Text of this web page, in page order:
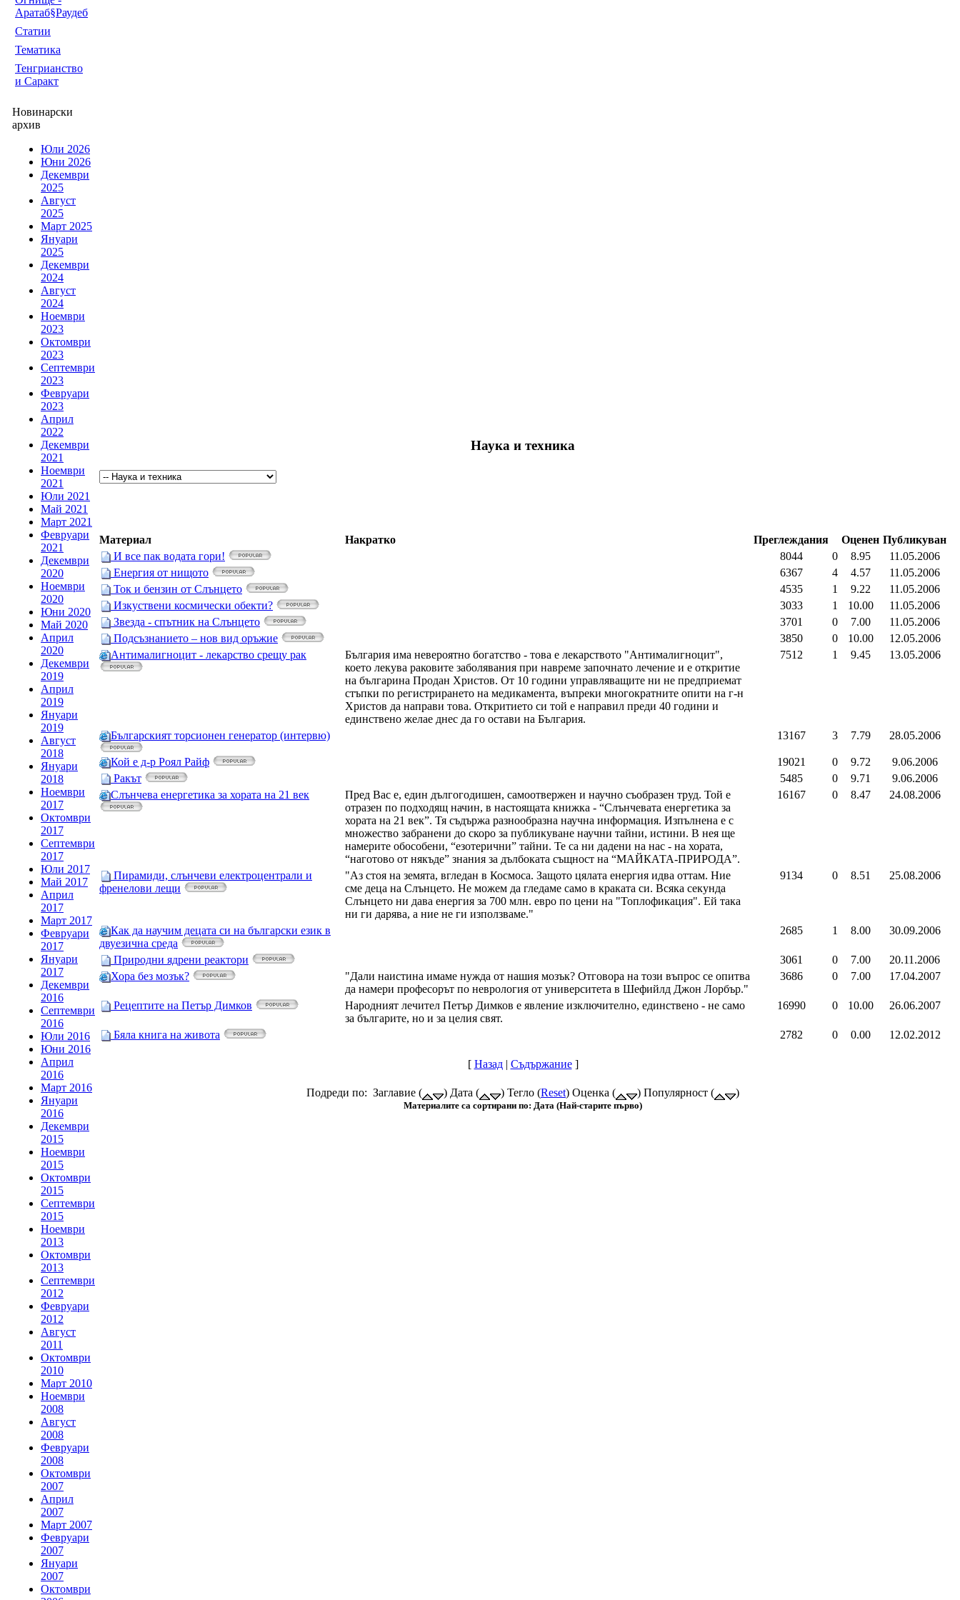
Аратаб§Раудеб
Статии
Тематика
Тенгрианство
и Саракт
Новинарски
архив
Юли 2026
Юни 2026
Декември
2025
Август
2025
Март 2025
Януари
2025
Декември
2024
Август
2024
Ноември
2023
Октомври
2023
Септември
2023
Февруари
2023
Април
2022
Декември
2021
Ноември
2021
Юли 2021
Май 2021
Март 2021
Февруари
2021
Декември
2020
Ноември
2020
Юни 2020
Май 2020
Април
2020
Декември
2019
Април
2019
Януари
2019
Август
2018
Януари
2018
Ноември
2017
Октомври
2017
Септември
2017
Юли 2017
Май 2017
Април
2017
Март 2017
Февруари
2017
Януари
2017
Декември
2016
Септември
2016
Юли 2016
Юни 2016
Април
2016
Март 2016
Януари
2016
Декември
2015
Ноември
2015
Октомври
2015
Септември
2015
Ноември
2013
Октомври
2013
Септември
2012
Февруари
2012
Август
2011
Октомври
2010
Март 2010
Ноември
2008
Август
2008
Февруари
2008
Октомври
2007
Април
2007
Март 2007
Февруари
2007
Януари
2007
Октомври
Наука и техника
Материал Накратко Преглеждания Оценен Публикуван
И все пак водата гори!
8044 0 8.95
11.05.2006
Енергия от нищото
6367 4 4.57
11.05.2006
Ток и бензин от Слънцето
4535 1 9.22
11.05.2006
Изкуствени космически обекти?
3033 1 10.00
11.05.2006
Звезда - спътник на Слънцето
3701 0 7.00
11.05.2006
Подсъзнанието – нов вид оръжие
3850 0 10.00
12.05.2006
Антималигноцит - лекарство срещу рак
България има невероятно богатство - това е лекарството "Антималигноцит",
което лекува раковите заболявания при навреме започнато лечение и е откритие
на българина Продан Христов. От 10 години управляващите ни не предприемат
стъпки по регистрирането на медикамента, въпреки многократните опити на г-н
Христов да направи това. Откритието си той е направил преди 40 години и
единствено желае днес да го остави на България.
7512 1 9.45 13.05.2006
Българският торсионен генератор (интервю) 13167 3 7.79 28.05.2006
Кой е д-р Роял Райф 19021 0 9.72
9.06.2006
Ракът
5485 0 9.71
9.06.2006
Слънчева енергетика за хората на 21 век
Пред Вас е, един дългогодишен, самоотвержен и научно съобразен труд. Той е
отразен по подходящ начин, в настоящата книжка - “Слънчевата енергетика за
хората на 21 век”. Тя съдържа разнообразна научна информация. Изпълнена е с
множество забранени до скоро за публикуване научни тайни, истини. В нея ще
намерите обособени, “езотерични” тайни. Те са ни дадени на нас - на хората,
“наготово от някъде” знания за дълбоката същност на “МАЙКАТА-ПРИРОДА”.
16167 0 8.47 24.08.2006
Пирамиди, слънчеви електроцентрали и
френелови лещи
"Аз стоя на земята, вгледан в Космоса. Защото цялата енергия идва оттам. Ние
сме деца на Слънцето. Не можем да гледаме само в краката си. Всяка секунда
Слънцето ни дава енергия за 700 млн. евро по цени на "Топлофикация". Ей така
ни ги дарява, а ние не ги използваме."
9134 0 8.51 25.08.2006
Как да научим децата си на български език в
двуезична среда
2685 1 8.00 30.09.2006
Природни ядрени реактори 3061 0 7.00
20.11.2006
Хора без мозък?
"Дали наистина имаме нужда от нашия мозък? Отговора на този въпрос се опитва
да намери професорът по неврология от университета в Шефийлд Джон Лорбър."
3686 0 7.00 17.04.2007
Рецептите на Петър Димков
Народният лечител Петър Димков е явление изключително, единствено - не само
за българите, но и за целия свят.
16990 0 10.00 26.06.2007
Бяла книга на живота 2782 0 0.00 12.02.2012
[ Назад| Съдържание]
Подреди по: Заглавие ( ) Дата ( ) Тегло (Reset) Оценка ( ) Популярност ( )
Материалите са сортирани по: Дата (Най-старите първо)